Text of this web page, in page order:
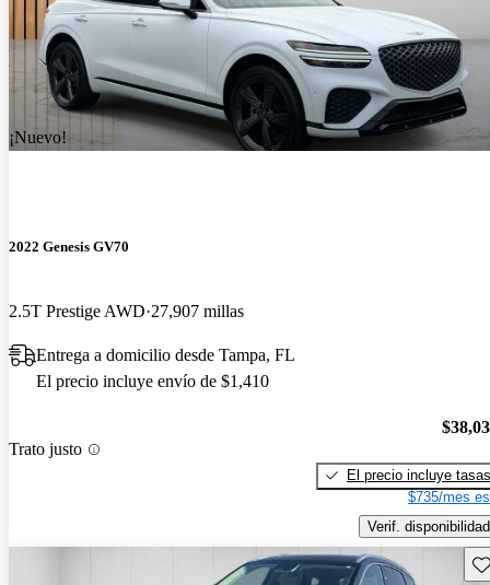
¡Nuevo!
2022 Genesis GV70
2.5T Prestige AWD 27,907 millas
Entrega a domicilio desde Tampa, FL
El precio incluye envío de $1,410
Trato justo
El precio incluye tasas
$735/mes
Verif. disponibilidad